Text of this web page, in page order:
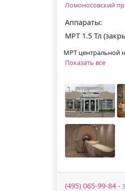
Ломоносовский
Аппараты:
МРТ 1.5 Тл
МРТ центральной
Показать все
(495) 065-99-84 -